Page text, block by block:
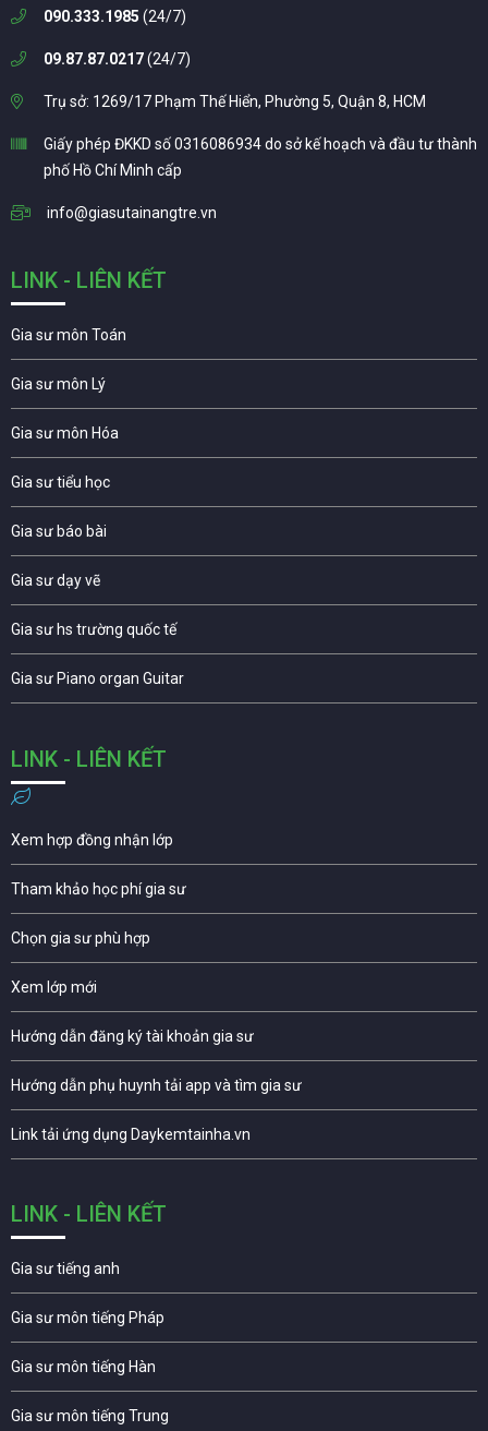
090.333.1985 (24/7)
09.87.87.0217(24/7)
Trụ sở: 1269/17 Phạm Thế Hiển, Phường 5, Quận 8, HCM
Giấy phép ĐKKD số 0316086934 do sở kế hoạch và đầu tư thành
phố Hồ Chí Minh cấp
info@giasutainangtre.vn
LINK - LIÊN KẾT
Gia sư môn Toán
Gia sư môn Lý
Gia sư môn Hóa
Gia sư tiểu học
Gia sư báo bài
Gia sư dạy vẽ
Gia sư hs trường quốc tế
Gia sư Piano organ Guitar
LINK - LIÊN KẾT
Xem hợp đồng nhận lớp
Tham khảo học phí gia sư
Chọn gia sư phù hợp
Xem lớp mới
Hướng dẫn đăng ký tài khoản gia sư
Hướng dẫn phụ huynh tải app và tìm gia sư
Link tải ứng dụng Daykemtainha.vn
LINK - LIÊN KẾT
Gia sư tiếng anh
Gia sư môn tiếng Pháp
Gia sư môn tiếng Hàn
Gia sư môn tiếng Trung